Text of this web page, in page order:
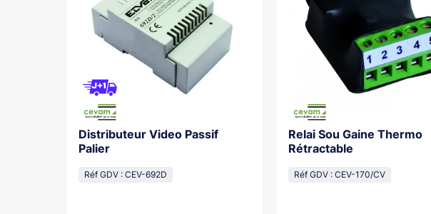
Distributeur Video Passif
Palier
Réf GDV : CEV-692D
Relai Sou Gaine Thermo
Rétractable
Réf GDV : CEV-170/CV